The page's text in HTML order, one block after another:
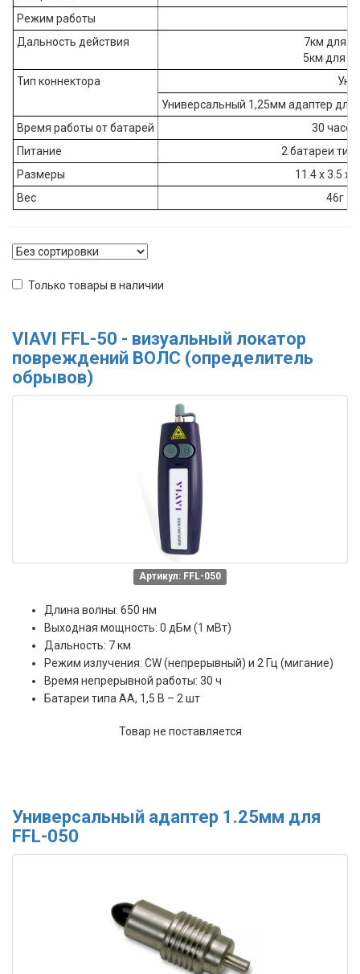
Режим работы
Дальность действия
7км для
5км для
Тип коннектора
Универсальный 1,25мм адаптер для
Время работы от батарей
30 часов
Питание
2 батареи
Размеры
11.4 х 3.5 х
Вес
46г
Только товары в наличии
VIAVI FFL-50 - визуальный локатор
повреждений ВОЛС (определитель
обрывов)
Артикул: FFL-050
Длина волны: 650 нм
Выходная мощность: 0 дБм (1 мВт)
Дальность: 7 км
Режим излучения: CW (непрерывный) и 2 Гц (мигание)
Время непрерывной работы: 30 ч
Батареи типа АА, 1,5 В – 2 шт
Товар не поставляется
Универсальный адаптер 1.25мм для
FFL-050